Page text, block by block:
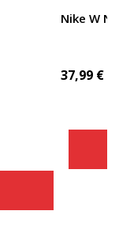
Nike W
37,99 €